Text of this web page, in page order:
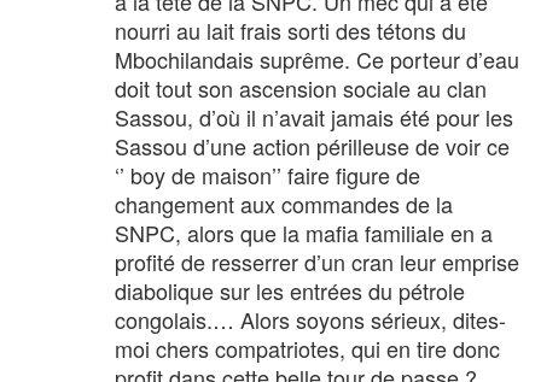
nourri au lait frais sorti des tétons du
Mbochilandais suprême. Ce porteur d’eau
doit tout son ascension sociale au clan
Sassou, d’où il n’avait jamais été pour les
Sassou d’une action périlleuse de voir ce
‘’ boy de maison’’ faire figure de
changement aux commandes de la
SNPC, alors que la mafia familiale en a
profité de resserrer d’un cran leur emprise
diabolique sur les entrées du pétrole
congolais.… Alors soyons sérieux, dites-
moi chers compatriotes, qui en tire donc